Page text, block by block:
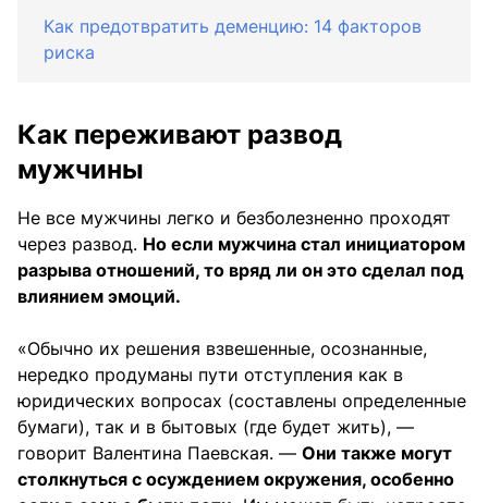
Как предотвратить деменцию: 14 факторов
риска
Как переживают развод
мужчины
Не все мужчины легко и безболезненно проходят
через развод. Но если мужчина стал инициатором
разрыва отношений, то вряд ли он это сделал под
влиянием эмоций.
«Обычно их решения взвешенные, осознанные,
нередко продуманы пути отступления как в
юридических вопросах (составлены определенные
бумаги), так и в бытовых (где будет жить), —
говорит Валентина Паевская. — Они также могут
столкнуться с осуждением окружения, особенно